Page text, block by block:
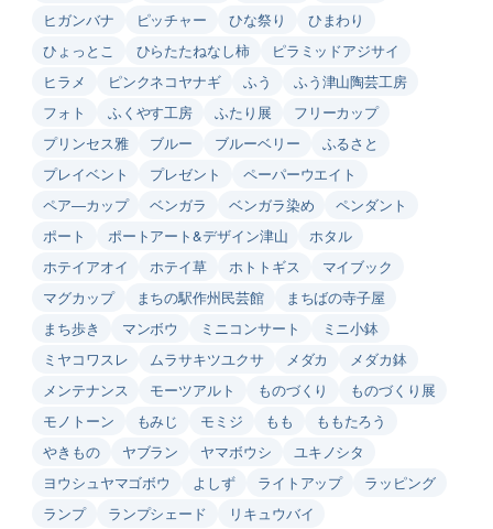
ヒガンバナ
ピッチャー ひな祭り
ひまわり
ひょっとこ
ひらたたねなし柿
ピラミッドアジサイ
ヒラメ
ピンクネコヤナギ ふう
ふう津山陶芸工房
フォト
ふくやす工房 ふたり展
フリーカップ
プリンセス雅
ブルー ブルーベリー
ふるさと
プレイベント
プレゼント
ペーパーウエイト
ペア―カップ
ベンガラ ベンガラ染め
ペンダント
ポート
ポートアート&デザイン津山
ホタル
ホテイアオイ
ホテイ草 ホトトギス
マイブック
マグカップ
まちの駅作州民芸館
まちばの寺子屋
まち歩き
マンボウ ミニコンサート
ミニ小鉢
ミヤコワスレ
ムラサキツユクサ メダカ
メダカ鉢
メンテナンス
モーツアルト ものづくり
ものづくり展
モノトーン
もみじ モミジ もも
ももたろう
やきもの
ヤブラン ヤマボウシ
ユキノシタ
ヨウシュヤマゴボウ
よしず ライトアップ
ラッピング
ランプ
ランプシェード
リキュウバイ